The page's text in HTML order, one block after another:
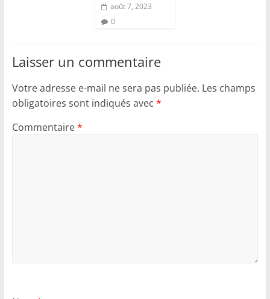
août 7, 2023
0
Laisser un commentaire
Votre adresse e-mail ne sera pas publiée. Les champs
obligatoires sont indiqués avec *
Commentaire*